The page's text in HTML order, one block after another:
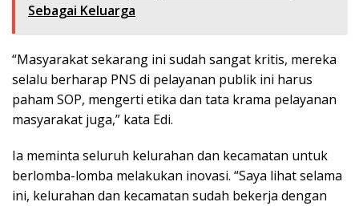
Sebagai Keluarga
“Masyarakat sekarang ini sudah sangat kritis, mereka
selalu berharap PNS di pelayanan publik ini harus
paham SOP, mengerti etika dan tata krama pelayanan
masyarakat juga,” kata Edi.
Ia meminta seluruh kelurahan dan kecamatan untuk
berlomba-lomba melakukan inovasi. “Saya lihat selama
ini, kelurahan dan kecamatan sudah bekerja dengan